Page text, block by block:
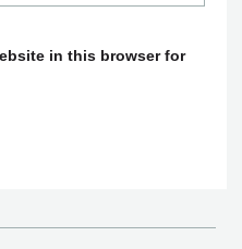
in this browser for